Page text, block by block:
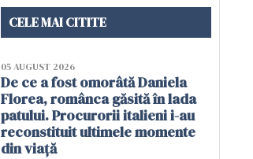
CELE MAI CITITE
05 AUGUST 2026
De ce a fost omorâtă Daniela
Florea, românca găsită în lada
patului. Procurorii italieni i-au
reconstituit ultimele momente
din viață